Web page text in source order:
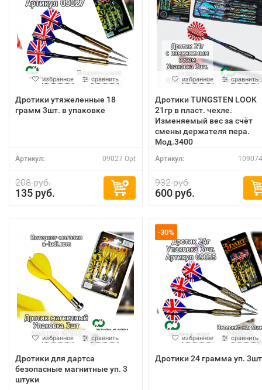
избранное сравнить
Дротики утяжеленные 18
грамм 3шт. в упаковке
Артикул: 09027 Opt
208 руб.
135 руб.
избранное сравнить
Дротики TUNGSTEN LOOK
21гр в пласт. чехле.
Изменяемый вес за счёт
смены держателя пера.
Мод.3400
Артикул:
932 руб.
600 руб.
избранное сравнить
Дротики для дартса
безопасные магнитные уп. 3
штуки
-30%
избранное сравнить
Дротики 24 грамма уп.